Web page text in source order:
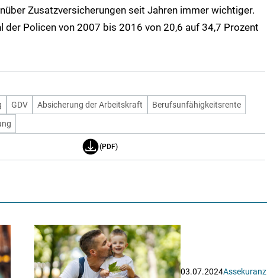
Zusatzversicherungen seit Jahren immer wichtiger.
der Policen von 2007 bis 2016 von 20,6 auf 34,7 Prozent
GDV Absicherung der Arbeitskraft
Berufsunfähigkeitsrente
(PDF)
03.07.2024Assekuranz